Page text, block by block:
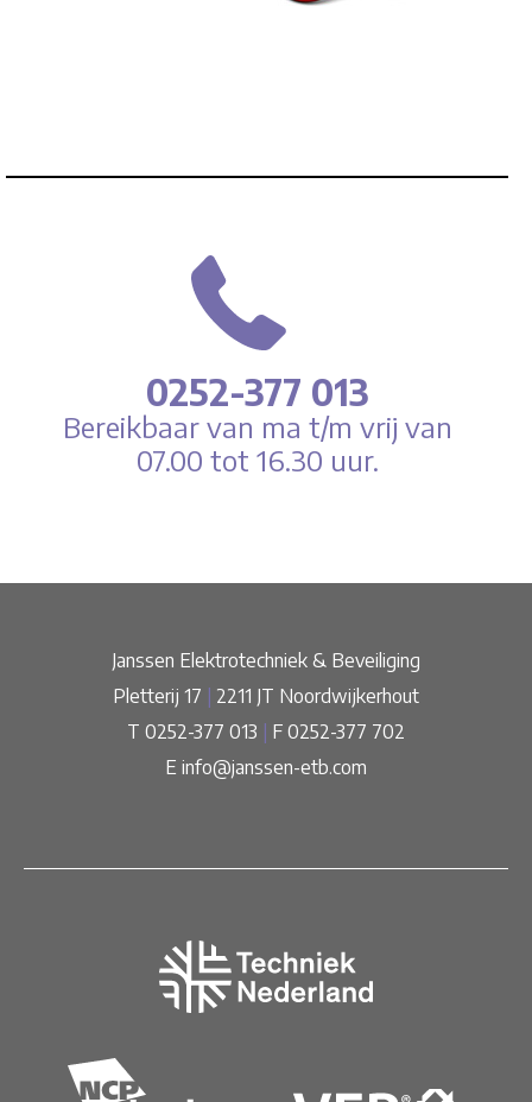
0252-377 013
Bereikbaar van ma t/m vrij van
07.00 tot 16.30 uur.
Janssen Elektrotechniek & Beveiliging
Pletterij 17
2211 JT Noordwijkerhout
T 0252-377 013
F 0252-377 702
E info@janssen-etb.com